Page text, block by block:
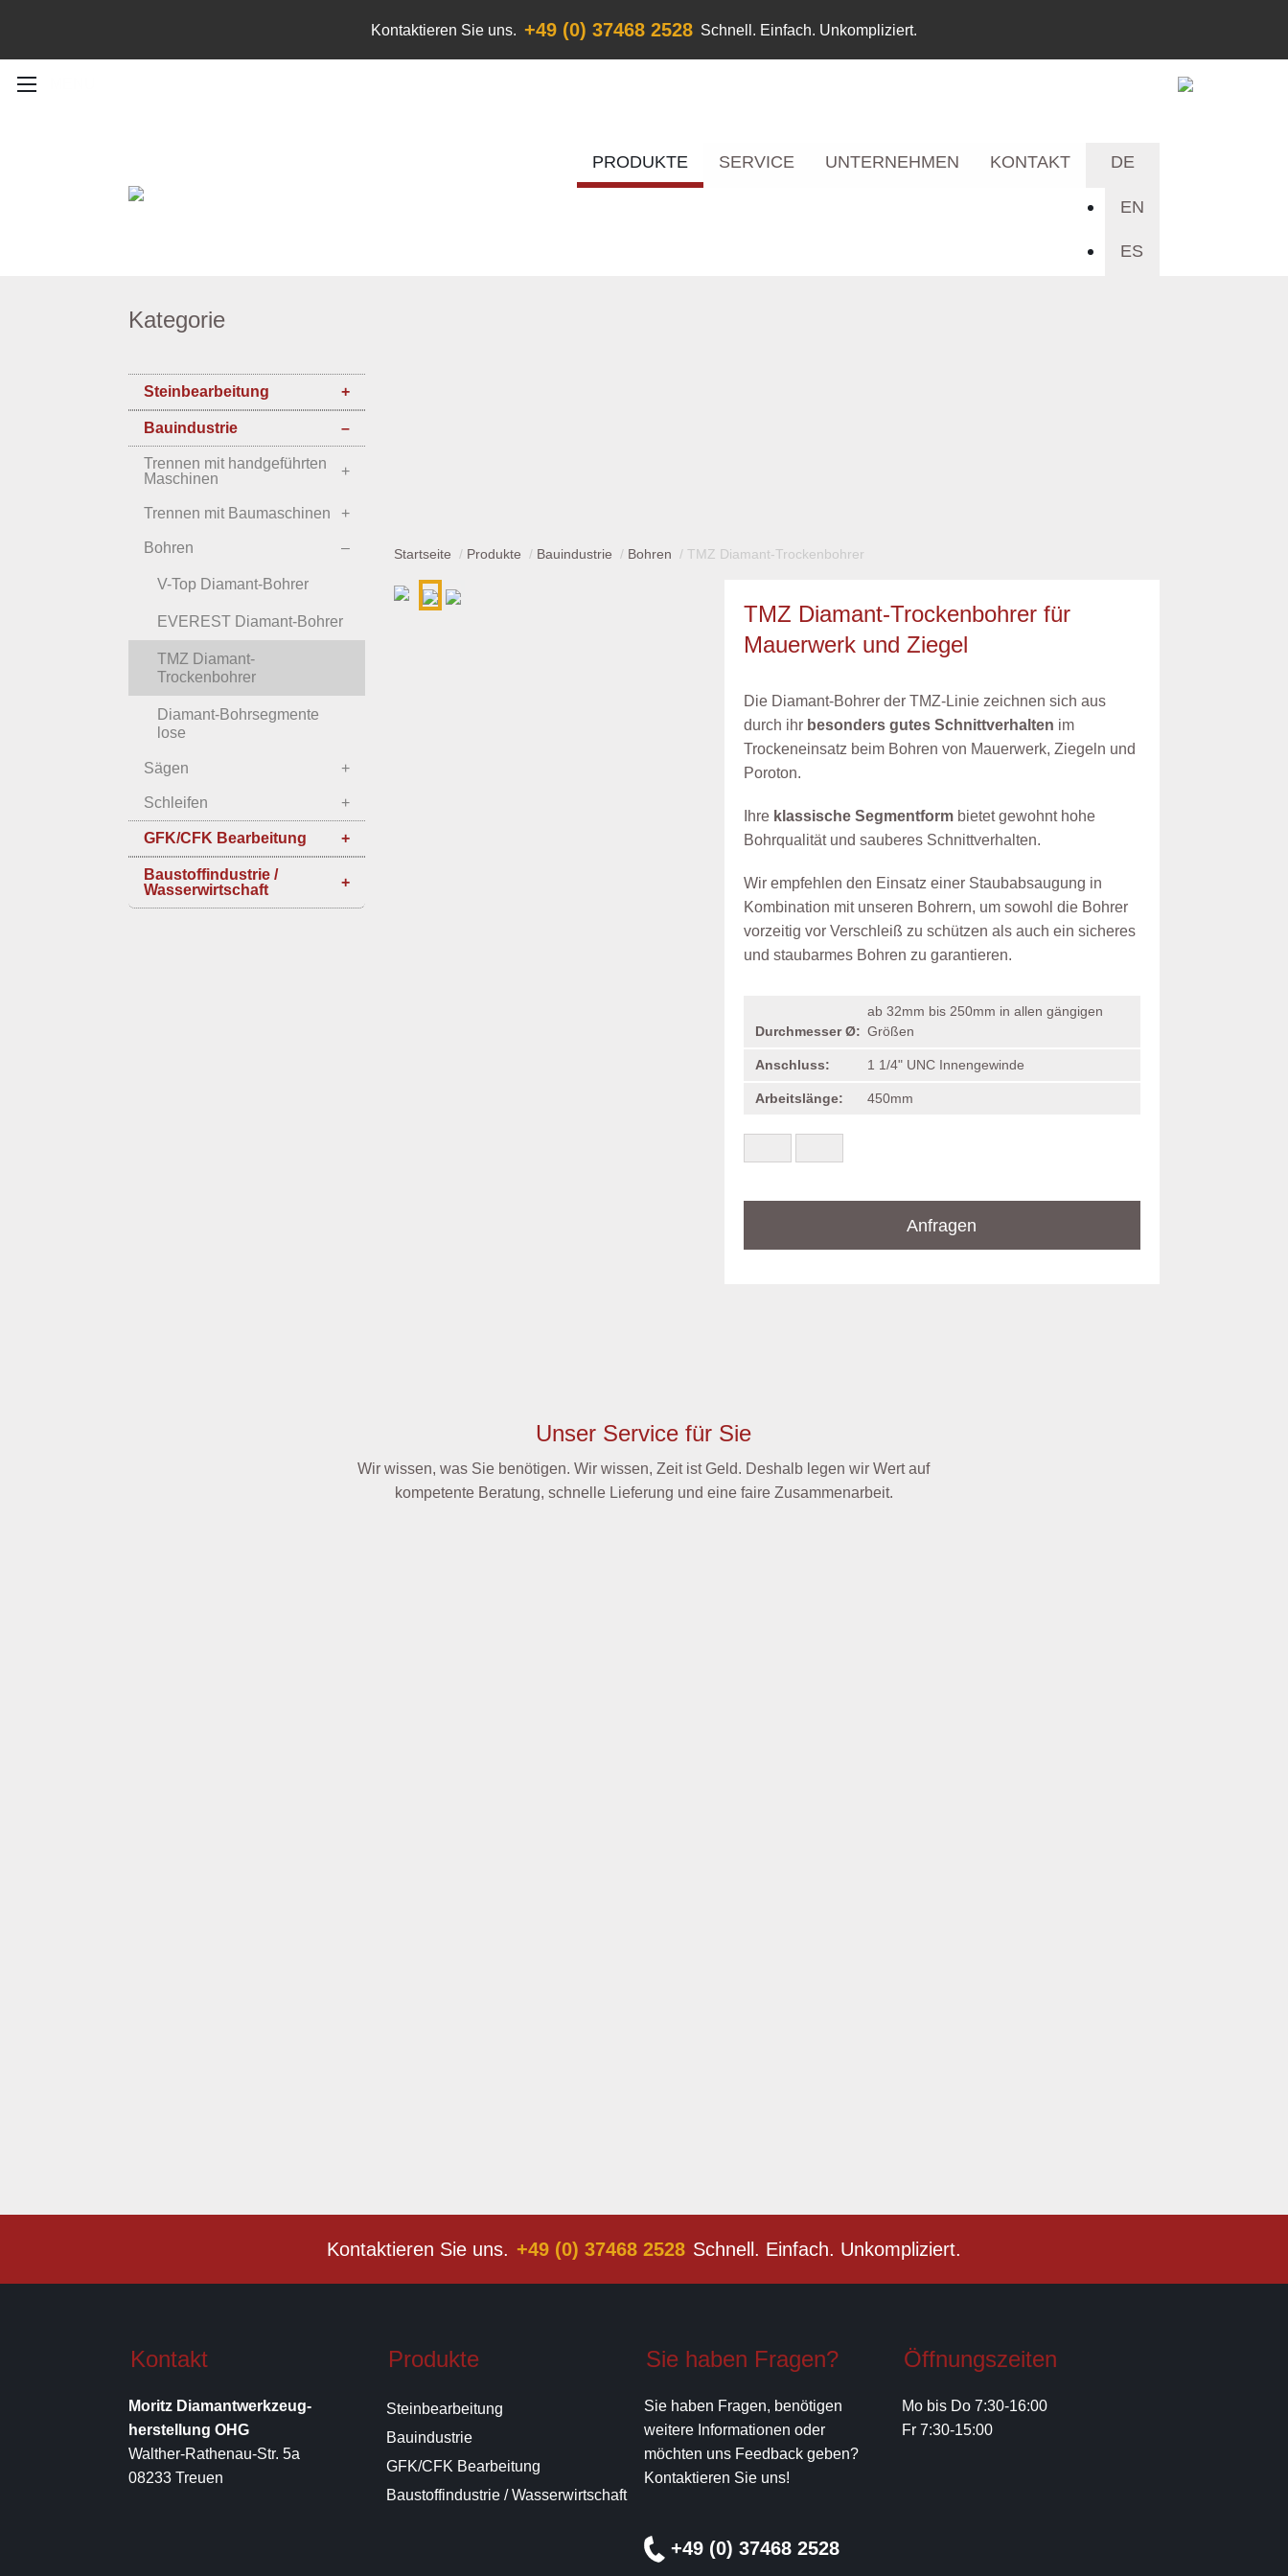
Kontaktieren Sie uns. +49 (0) 37468 2528 Schnell. Einfach. Unkompliziert.
PRODUKTE SERVICE UNTERNEHMEN KONTAKT DE
EN
ES
Kategorie
Steinbearbeitung
Bauindustrie
Trennen mit handgeführten
Maschinen
Trennen mit Baumaschinen
Bohren
V-Top Diamant-Bohrer
EVEREST Diamant-Bohrer
TMZ Diamant-
Trockenbohrer
Diamant-Bohrsegmente
lose
Sägen
Schleifen
GFK/CFK Bearbeitung
Baustoffindustrie /
Wasserwirtschaft
Startseite Produkte Bauindustrie Bohren TMZ Diamant-Trockenbohrer
TMZ Diamant-Trockenbohrer für
Mauerwerk und Ziegel
Die Diamant-Bohrer der TMZ-Linie zeichnen sich aus
durch ihr besonders gutes Schnittverhalten im
Trockeneinsatz beim Bohren von Mauerwerk, Ziegeln und
Poroton.
Ihre klassische Segmentform bietet gewohnt hohe
Bohrqualität und sauberes Schnittverhalten.
Wir empfehlen den Einsatz einer Staubabsaugung in
Kombination mit unseren Bohrern, um sowohl die Bohrer
vorzeitig vor Verschleiß zu schützen als auch ein sicheres
und staubarmes Bohren zu garantieren.
Durchmesser Ø:
ab 32mm bis 250mm in allen gängigen
Größen
Anschluss: 1 1/4" UNC Innengewinde
Arbeitslänge: 450mm
Anfragen
Unser Service für Sie
Wir wissen, was Sie benötigen. Wir wissen, Zeit ist Geld. Deshalb legen wir Wert auf
kompetente Beratung, schnelle Lieferung und eine faire Zusammenarbeit.
Kontaktieren Sie uns. +49 (0) 37468 2528 Schnell. Einfach. Unkompliziert.
Kontakt
Moritz Diamantwerkzeug-
herstellung OHG
Walther-Rathenau-Str. 5a
08233 Treuen
Produkte
Steinbearbeitung
Bauindustrie
GFK/CFK Bearbeitung
Baustoffindustrie / Wasserwirtschaft
Sie haben Fragen?
Sie haben Fragen, benötigen
weitere Informationen oder
möchten uns Feedback geben?
Kontaktieren Sie uns!
+49 (0) 37468 2528
Öffnungszeiten
Mo bis Do 7:30-16:00
Fr 7:30-15:00